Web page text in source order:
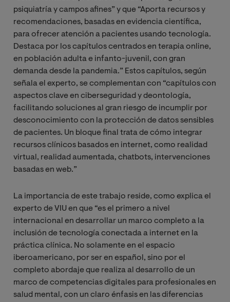
psiquiatría y campos afines” y que “Aporta recursos y
recomendaciones, basadas en evidencia científica,
para ofrecer atención a pacientes usando tecnología.
Destaca por los capítulos centrados en terapia online,
en población adulta e infanto-juvenil, con gran
demanda desde la pandemia.” Estos capítulos, según
señala el experto, se complementan con “capítulos con
aspectos clave en ciberseguridad y deontología,
facilitando soluciones al gran riesgo de incumplir por
desconocimiento con la protección de datos sensibles
de pacientes. Un bloque final trata de cómo integrar
recursos clínicos basados en internet, como realidad
virtual, realidad aumentada, chatbots, intervenciones
basadas en web.”
La importancia de este trabajo reside, como explica el
experto de VIU en que “es el primero a nivel
internacional en desarrollar un marco completo a la
inclusión de tecnología conectada a internet en la
práctica clínica. No solamente en el espacio
iberoamericano, por ser en español, sino por el
completo abordaje que realiza al desarrollo de un
marco de competencias digitales para profesionales en
salud mental, con un claro énfasis en las diferencias